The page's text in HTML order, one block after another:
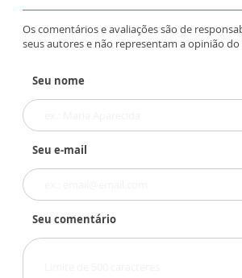
Os comentários e avaliações são de
seus autores e não representam a opinião do
Seu nome
Seu e-mail
Seu comentário